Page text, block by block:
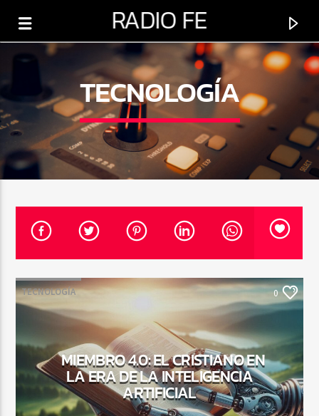
RADIO FE
0:00
PROGRAMA ACTUAL
MAÑANAS DE ESPERANZA
5:00 AM 8:00 AM
Radio Fe
TECNOLOGÍA
TECNOLOGÍA 0
MIEMBRO 4.0: EL CRISTIANO EN
LA ERA DE LA INTELIGENCIA
ARTIFICIAL